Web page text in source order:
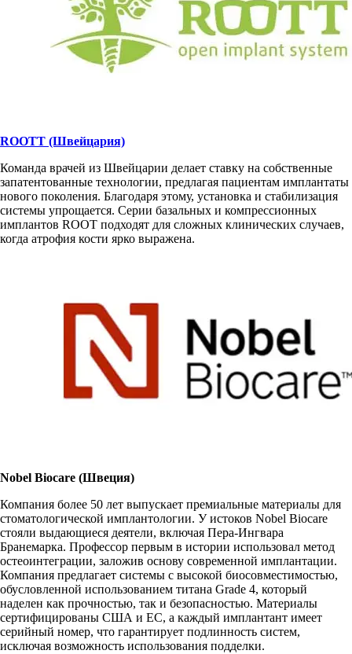
ROOTT (Швейцария)
Команда врачей из Швейцарии делает ставку на собственные
запатентованные технологии, предлагая пациентам имплантаты
нового поколения. Благодаря этому, установка и стабилизация
системы упрощается. Серии базальных и компрессионных
имплантов ROOT подходят для сложных клинических случаев,
когда атрофия кости ярко выражена.
Nobel Biocare (Швеция)
Компания более 50 лет выпускает премиальные материалы для
стоматологической имплантологии. У истоков Nobel Biocare
стояли выдающиеся деятели, включая Пера-Ингвара
Бранемарка. Профессор первым в истории использовал метод
остеоинтеграции, заложив основу современной имплантации.
Компания предлагает системы с высокой биосовместимостью,
обусловленной использованием титана Grade 4, который
наделен как прочностью, так и безопасностью. Материалы
сертифицированы США и ЕС, а каждый имплантант имеет
серийный номер, что гарантирует подлинность систем,
исключая возможность использования подделки.